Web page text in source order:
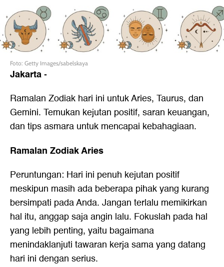
Foto: Getty Images/sabelskaya
Jakarta-
Ramalan Zodiak hari ini untuk Aries, Taurus, dan
Gemini. Temukan kejutan positif, saran keuangan,
dan tips asmara untuk mencapai kebahagiaan.
Ramalan Zodiak Aries
Peruntungan: Hari ini penuh kejutan positif
meskipun masih ada beberapa pihak yang kurang
bersimpati pada Anda. Jangan terlalu memikirkan
hal itu, anggap saja angin lalu. Fokuslah pada hal
yang lebih penting, yaitu bagaimana
menindaklanjuti tawaran kerja sama yang datang
hari ini dengan serius.